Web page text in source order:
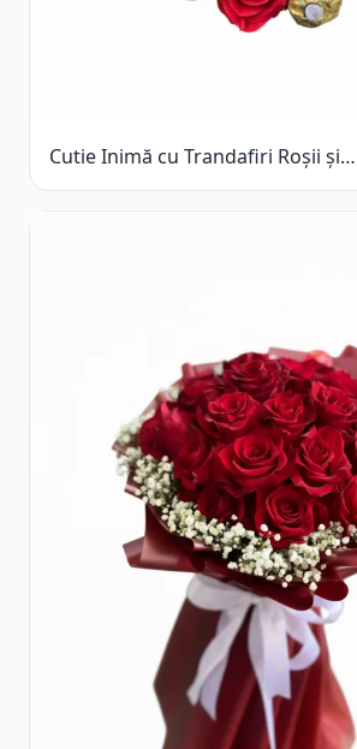
Cutie Inimă cu Trandafiri Roșii și
Ferrero Rocher